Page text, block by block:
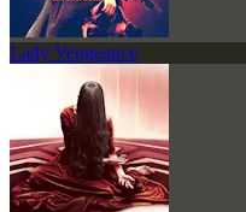
Lady Vengeance